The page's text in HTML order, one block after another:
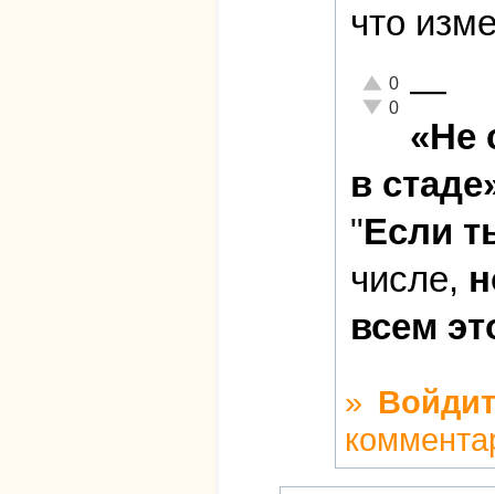
что
Отлично!
0
Неадекватно!
0 —
«Не
в
"Если
числе,
всем
»